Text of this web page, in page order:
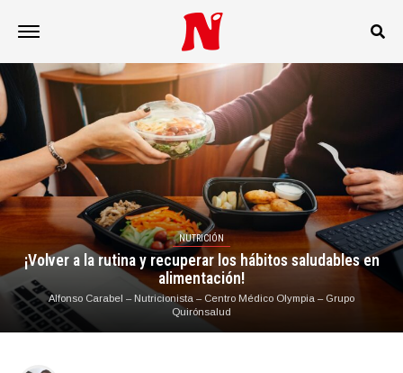
NUTRICIÓN
¡Volver a la rutina y recuperar los hábitos saludables en
alimentación!
Alfonso Carabel – Nutricionista – Centro Médico Olympia – Grupo
Quirónsalud